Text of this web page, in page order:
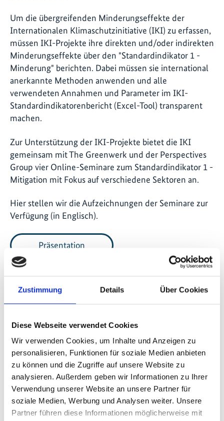
Zustimmung Details Über Cookies
Diese Webseite verwendet Cookies
Wir verwenden Cookies, um Inhalte und Anzeigen zu
personalisieren, Funktionen für soziale Medien anbieten
zu können und die Zugriffe auf unsere Website zu
analysieren. Außerdem geben wir Informationen zu Ihrer
Verwendung unserer Website an unsere Partner für
soziale Medien, Werbung und Analysen weiter. Unsere
Partner führen diese Informationen möglicherweise mit
Um die übergreifenden Minderungseffekte der
Internationalen Klimaschutzinitiative (IKI) zu erfassen,
müssen IKI-Projekte ihre direkten und/oder indirekten
Minderungseffekte über den "Standardindikator 1 -
Minderung" berichten. Dabei müssen sie international
anerkannte Methoden anwenden und alle
verwendeten Annahmen und Parameter im IKI-
Standardindikatorenbericht (Excel-Tool) transparent
machen.
Zur Unterstützung der IKI-Projekte bietet die IKI
gemeinsam mit The Greenwerk und der Perspectives
Group vier Online-Seminare zum Standardindikator 1 -
Mitigation mit Fokus auf verschiedene Sektoren an.
Hier stellen wir die Aufzeichnungen der Seminare zur
Verfügung (in Englisch).
Präsentation
Seite teilenhttps://www.international-climate-
Zur Videoliste